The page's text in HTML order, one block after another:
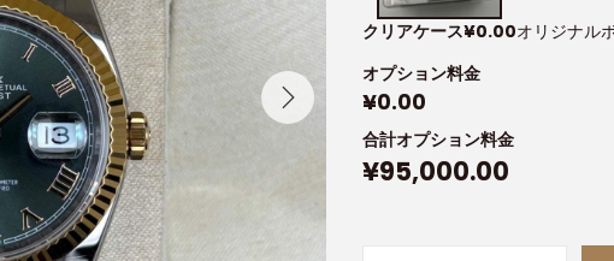
クリアケース¥0.00オリジナル
オプション料金
¥0.00
合計オプション料金
¥95,000.00